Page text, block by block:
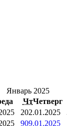
Январь 2025
ЧтЧетверг
202.01.2025
909.01.2025